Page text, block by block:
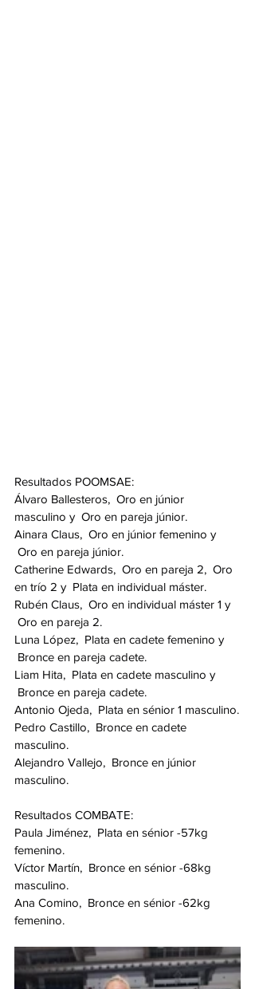
Resultados POOMSAE:
Álvaro Ballesteros,  Oro en júnior
masculino y  Oro en pareja júnior.
Ainara Claus,  Oro en júnior femenino y
Oro en pareja júnior.
Catherine Edwards,  Oro en pareja 2,  Oro
en trío 2 y  Plata en individual máster.
Rubén Claus,  Oro en individual máster 1 y
Oro en pareja 2.
Luna López,  Plata en cadete femenino y
Bronce en pareja cadete.
Liam Hita,  Plata en cadete masculino y
Bronce en pareja cadete.
Antonio Ojeda,  Plata en sénior 1 masculino.
Pedro Castillo,  Bronce en cadete
masculino.
Alejandro Vallejo,  Bronce en júnior
masculino.
Resultados COMBATE:
Paula Jiménez,  Plata en sénior -57kg
femenino.
Víctor Martín,  Bronce en sénior -68kg
masculino.
Ana Comino,  Bronce en sénior -62kg
femenino.